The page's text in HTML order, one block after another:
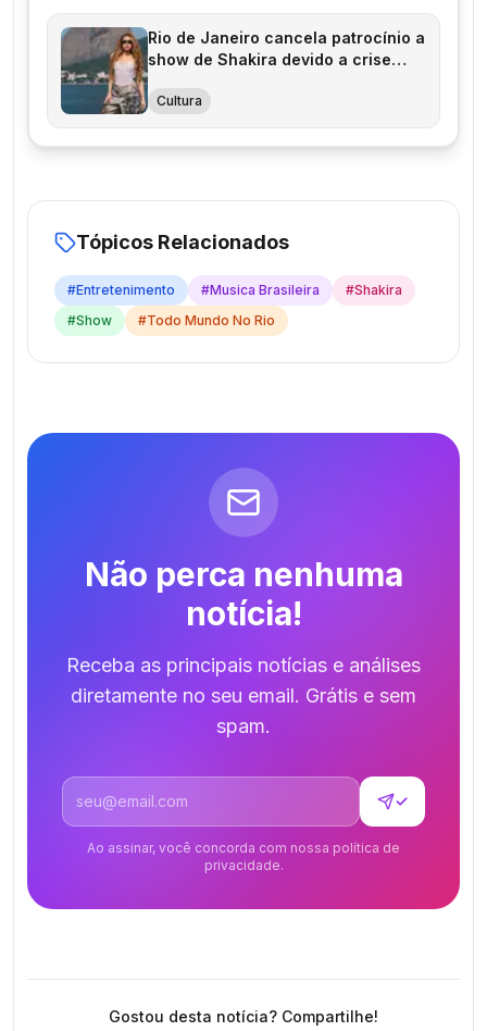
Rio de Janeiro cancela patrocínio a
show de Shakira devido a crise
Cultura
Tópicos Relacionados
#Entretenimento #Musica Brasileira #Shakira
#Show #Todo Mundo No Rio
Não perca nenhuma
notícia!
Receba as principais notícias e análises
diretamente no seu email. Grátis e sem
spam.
Endereço de email
✓
Ao assinar, você concorda com nossa política de
privacidade.
Gostou desta notícia? Compartilhe!